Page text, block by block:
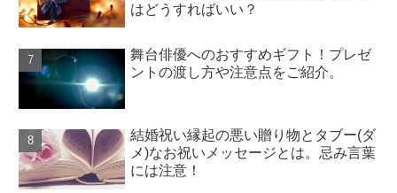
はどうすればいい？
舞台俳優へのおすすめギフト！プレゼ
ントの渡し方や注意点をご紹介。
結婚祝い縁起の悪い贈り物とタブー(ダ
メ)なお祝いメッセージとは。忌み言葉
には注意！